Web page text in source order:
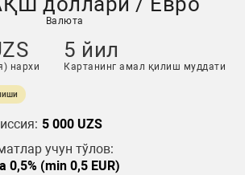
Валюта
нархи
5 йил
Картанинг амал қилиш муддати
5 000 UZS
учун тўлов:
0,5% (min 0,5 EUR)